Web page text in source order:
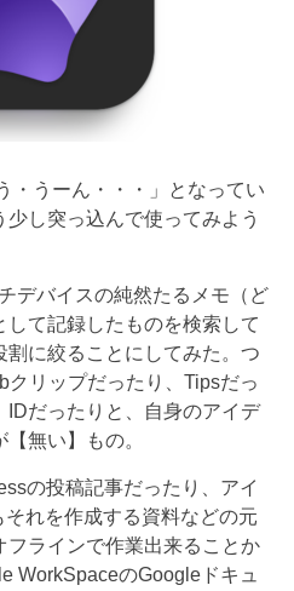
・うーん・・・」となってい
し突っ込んで使ってみよう
デバイスの純然たるメモ（ど
て記録したものを検索して
に絞ることにしてみた。つ
クリップだったり、Tipsだっ
IDだったりと、自身のアイデ
無い】もの。
の投稿記事だったり、アイ
れを作成する資料などの元
フラインで作業出来ることか
WorkSpaceのGoogleドキュ